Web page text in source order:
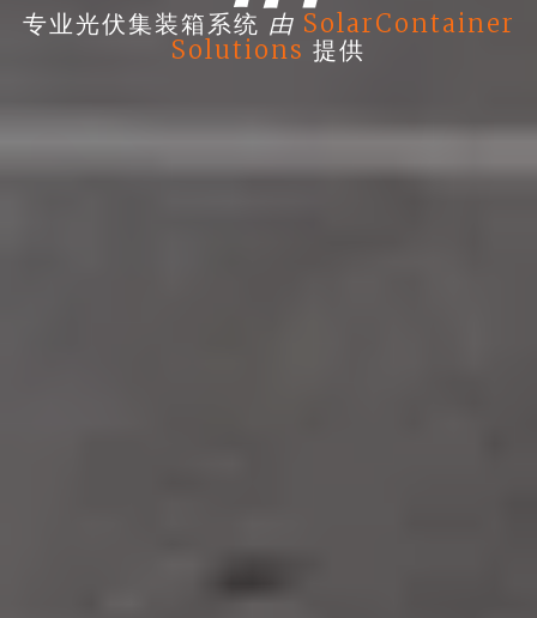
专业光伏集装箱系统 由 SolarContainer
Solutions 提供